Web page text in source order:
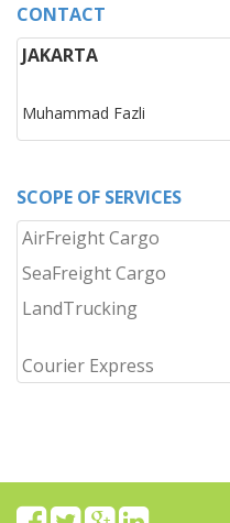
CONTACT
JAKARTA
Muhammad Fazli
SCOPE OF SERVICES
AirFreight Cargo
SeaFreight Cargo
LandTrucking
Courier Express